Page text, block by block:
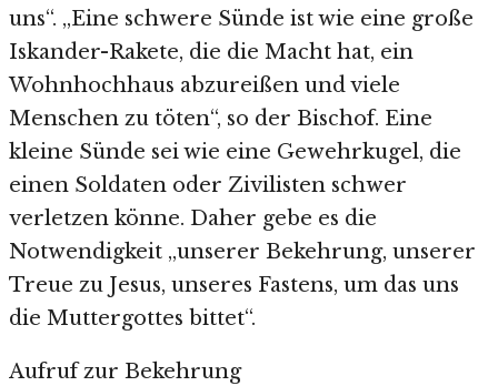
uns“. „Eine schwere Sünde ist wie eine große
Iskander-Rakete, die die Macht hat, ein
Wohnhochhaus abzureißen und viele
Menschen zu töten“, so der Bischof. Eine
kleine Sünde sei wie eine Gewehrkugel, die
einen Soldaten oder Zivilisten schwer
verletzen könne. Daher gebe es die
Notwendigkeit „unserer Bekehrung, unserer
Treue zu Jesus, unseres Fastens, um das uns
die Muttergottes bittet“.
Aufruf zur Bekehrung